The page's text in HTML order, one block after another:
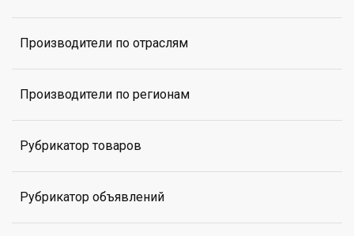
Производители по отраслям
Производители по регионам
Рубрикатор товаров
Рубрикатор объявлений